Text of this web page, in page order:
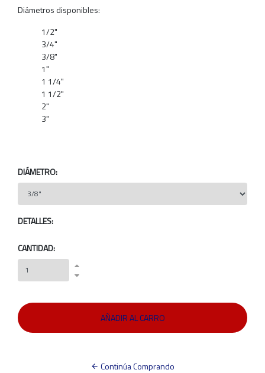
Diámetros disponibles:
1/2"
3/4"
3/8"
1"
1 1/4"
1 1/2"
2"
3"
DIÁMETRO:
DETALLES:
CANTIDAD:
Continúa Comprando